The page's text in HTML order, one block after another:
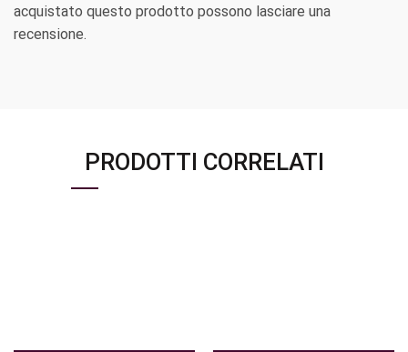
acquistato questo prodotto possono lasciare una
recensione.
PRODOTTI CORRELATI